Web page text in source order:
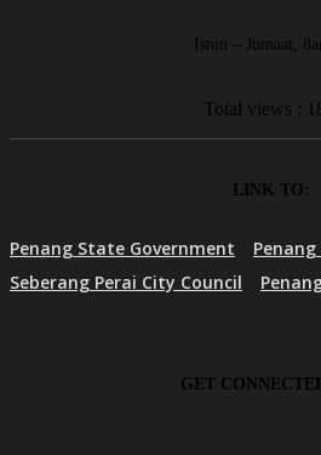
Isnin – Jumaat,
Total views :
LINK TO:
Penang State Government
Seberang Perai City Council
GET